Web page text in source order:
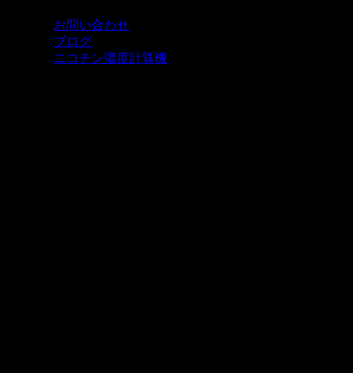
お問い合わせ
ブログ
ニコチン濃度計算機